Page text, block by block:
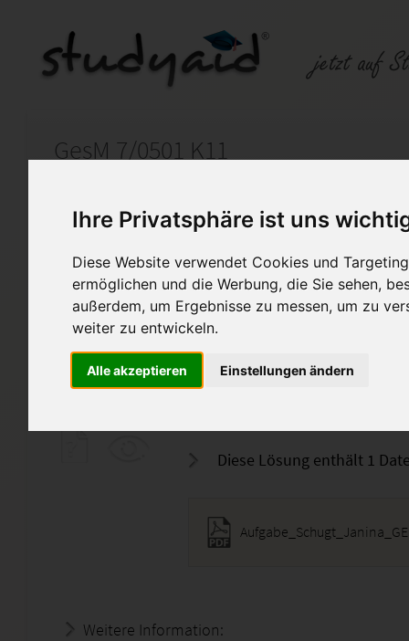
Ihre Privatsphäre ist uns
Diese Website verwendet Cookies und
ermöglichen und die Werbung, die Sie sehen,
außerdem, um Ergebnisse zu messen, um zu
weiter zu entwickeln.
Alle akzeptieren Einstellungen ändern
GesM 7/0501 K11
Auf StudyAid.de verkaufen
Startseite Abitur und Hochschule
Die Zeit der Weimarer
Ich biete hier die Lösung zu
der Weimarer Republik "an.
Diese Lösung enthält 1
Weitere Information: